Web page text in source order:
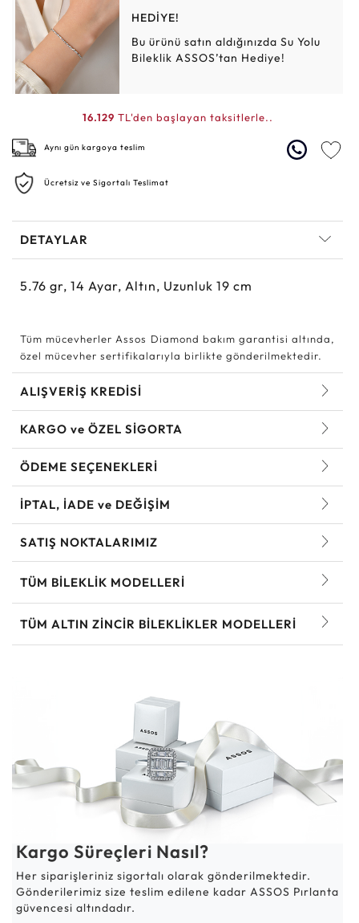
HEDİYE!
Bu ürünü satın aldığınızda Su Yolu
Bileklik ASSOS’tan Hediye!
16.129 TL'den başlayan taksitlerle..
Aynı gün kargoya teslim
Ücretsiz ve Sigortalı Teslimat
DETAYLAR
5.76 gr, 14 Ayar, Altın, Uzunluk 19 cm
Tüm mücevherler Assos Diamond bakım garantisi altında,
özel mücevher sertifikalarıyla birlikte gönderilmektedir.
ALIŞVERİŞ KREDİSİ
KARGO ve ÖZEL SİGORTA
ÖDEME SEÇENEKLERİ
İPTAL, İADE ve DEĞİŞİM
SATIŞ NOKTALARIMIZ
TÜM BILEKLIK MODELLERI
TÜM ALTIN ZINCIR BILEKLIKLER MODELLERI
Kargo Süreçleri Nasıl?
Her siparişleriniz sigortalı olarak gönderilmektedir.
Gönderilerimiz size teslim edilene kadar ASSOS Pırlanta
güvencesi altındadır.